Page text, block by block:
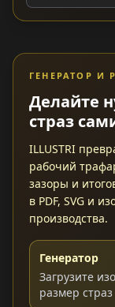
ГЕНЕРАТОР И
Делайте
страз
ILLUSTRI
рабочий
зазоры и
в PDF, SVG и
производства.
Генератор
Загрузите
размер